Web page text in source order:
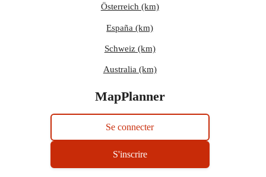
Österreich (km)
España (km)
Schweiz (km)
Australia (km)
MapPlanner
Se connecter
S'inscrire